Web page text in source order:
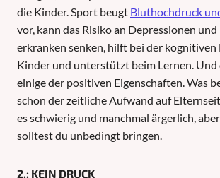
die Kinder. Sport beugt Bluthochdruck
vor, kann das Risiko an Depressionen und
erkranken senken, hilft bei der
Kinder und unterstützt beim Lernen. Und
einige der positiven Eigenschaften. Was
schon der zeitliche Aufwand auf
es schwierig und manchmal ärgerlich,
solltest du unbedingt bringen.
2.: KEIN DRUCK